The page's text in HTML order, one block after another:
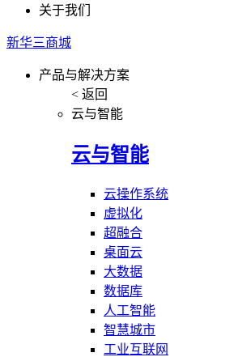
关于我们
新华三商城
产品与解决方案
< 返回
云与智能
云与智能
云操作系统
虚拟化
超融合
桌面云
大数据
数据库
人工智能
智慧城市
工业互联网